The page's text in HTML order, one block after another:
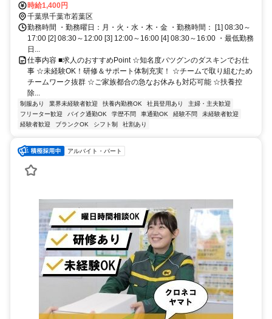
時給1,400円
千葉県千葉市若葉区
勤務時間 ・勤務曜日：月・火・水・木・金 ・勤務時間： [1] 08:30～
17:00 [2] 08:30～12:00 [3] 12:00～16:00 [4] 08:30～16:00 ・最低勤務
日...
仕事内容 ■求人のおすすめPoint ☆知名度バツグンのダスキンでお仕
事 ☆未経験OK！研修＆サポート体制充実！ ☆チームで取り組むため
チームワーク抜群 ☆ご家族都合の急なお休みも対応可能 ☆扶養控
除...
制服あり 業界未経験者歓迎 扶養内勤務OK 社員登用あり
主婦・主夫歓迎
フリーター歓迎
バイク通勤OK 学歴不問 車通勤OK 経験不問
未経験者歓迎
経験者歓迎
ブランクOK シフト制 社割あり
アルバイト・パート